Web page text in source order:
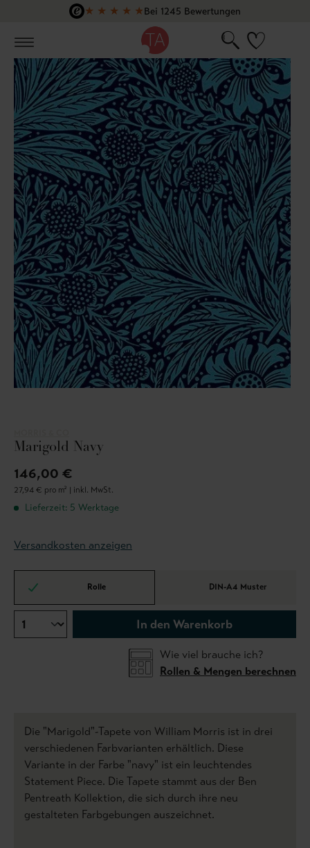
Zum Hauptinhalt springen
★ ★ ★ ★ ★Bei 1245 Bewertungen
Marigold Navy
146,00 €
27,94 € pro m² | inkl. MwSt.
Lieferzeit: 5 Werktage
Versandkosten anzeigen
Rolle DIN-A4 Muster
In den Warenkorb
Wie viel brauche ich?
Rollen & Mengen berechnen
Die "Marigold"-Tapete von William Morris ist in drei
verschiedenen Farbvarianten erhältlich. Diese
Variante in der Farbe "navy" ist ein leuchtendes
Statement Piece. Die Tapete stammt aus der Ben
Pentreath Kollektion, die sich durch ihre neu
gestalteten Farbgebungen auszeichnet.